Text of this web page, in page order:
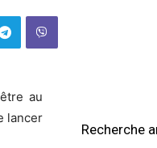
au
lancer
Recherche